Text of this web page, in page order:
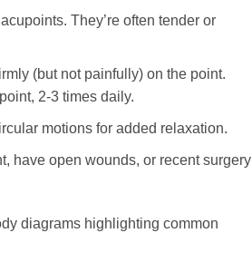
They’re often tender or
(but not painfully) on the point.
2-3 times daily.
motions for added relaxation.
have open wounds, or recent surgery
diagrams highlighting common